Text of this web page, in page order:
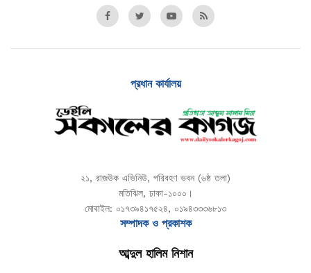
প্রধান কার্যালয়
২১, রাজউক এভিনিউ, পরিবহণ ভবন (৬ষ্ঠ তলা)
মতিঝিল, ঢাকা-১০০০।
মোবাইল: ০১৭৩৯৪১৭৫২৪, ০১৯৪৩৩৩৬৮১৩
সম্পাদক ও প্রকাশক
আব্দুল হালিম নিশান